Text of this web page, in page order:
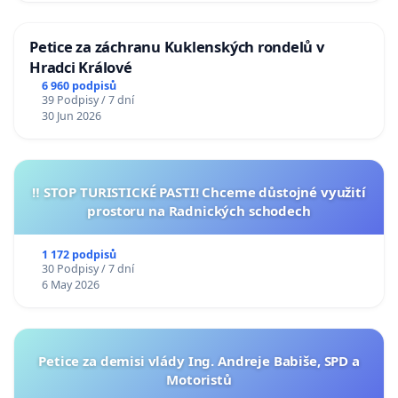
Petice za záchranu Kuklenských rondelů v
Hradci Králové
6 960 podpisů
39 Podpisy / 7 dní
30 Jun 2026
‼️ STOP TURISTICKÉ PASTI! Chceme důstojné využití
prostoru na Radnických schodech
1 172 podpisů
30 Podpisy / 7 dní
6 May 2026
Petice za demisi vlády Ing. Andreje Babiše, SPD a
Motoristů